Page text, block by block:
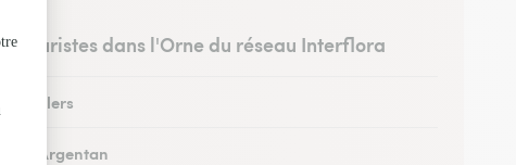
fleuristes dans l'Orne du réseau Interflora
à Flers
à Argentan